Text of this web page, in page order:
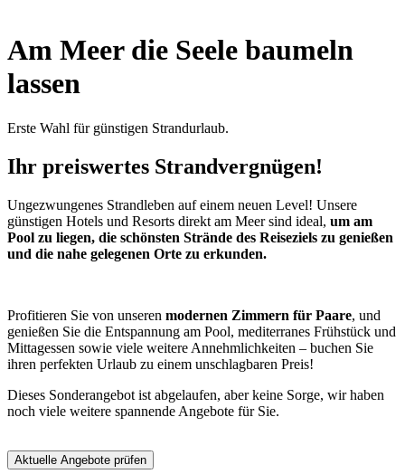
Am Meer die Seele baumeln
lassen
Erste Wahl für günstigen Strandurlaub.
Ihr preiswertes Strandvergnügen!
Ungezwungenes Strandleben auf einem neuen Level! Unsere
günstigen Hotels und Resorts direkt am Meer sind ideal, um am
Pool zu liegen, die schönsten Strände des Reiseziels zu genießen
und die nahe gelegenen Orte zu erkunden.
Profitieren Sie von unseren modernen Zimmern für Paare, und
genießen Sie die Entspannung am Pool, mediterranes Frühstück und
Mittagessen sowie viele weitere Annehmlichkeiten – buchen Sie
ihren perfekten Urlaub zu einem unschlagbaren Preis!
Dieses Sonderangebot ist abgelaufen, aber keine Sorge, wir haben
noch viele weitere spannende Angebote für Sie.
Aktuelle Angebote prüfen